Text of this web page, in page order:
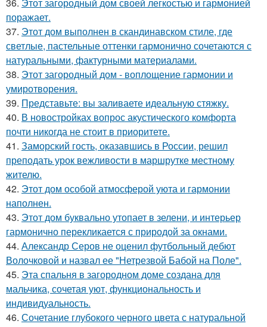
поражает.
37. Этот дом выполнен в скандинавском стиле, где
светлые, пастельные оттенки гармонично сочетаются с
натуральными, фактурными материалами.
38. Этот загородный дом - воплощение гармонии и
умиротворения.
39. Представьте: вы заливаете идеальную стяжку.
40. В новостройках вопрос акустического комфорта
почти никогда не стоит в приоритете.
41. Заморский гость, оказавшись в России, решил
преподать урок вежливости в маршрутке местному
жителю.
42. Этот дом особой атмосферой уюта и гармонии
наполнен.
43. Этот дом буквально утопает в зелени, и интерьер
гармонично перекликается с природой за окнами.
44. Александр Серов не оценил футбольный дебют
Волочковой и назвал ее "Нетрезвой Бабой на Поле".
45. Эта спальня в загородном доме создана для
мальчика, сочетая уют, функциональность и
индивидуальность.
46. Сочетание глубокого черного цвета с натуральной